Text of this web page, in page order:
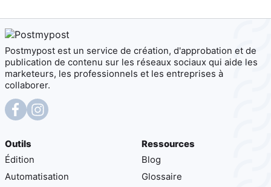
Postmypost est un service de création, d'approbation et de
publication de contenu sur les réseaux sociaux qui aide les
marketeurs, les professionnels et les entreprises à
collaborer.
Outils
Édition
Automatisation
Ressources
Blog
Glossaire